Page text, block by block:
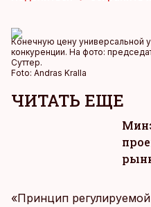
Конечную цену универсальной
конкуренции. На фото:
Суттер.
Foto: Andras Kralla
ЧИТАТЬ ЕЩЕ
«Принцип